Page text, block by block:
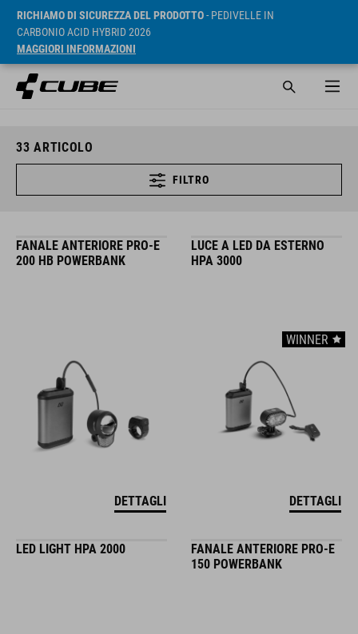
RICHIAMO DI SICUREZZA DEL PRODOTTO- PEDIVELLE IN
CARBONIO ACID HYBRID 2026
MAGGIORI INFORMAZIONI
33 ARTICOLO
FILTRO
FANALE ANTERIORE PRO-E
200 HB POWERBANK
DETTAGLI
LUCE A LED DA ESTERNO
HPA 3000
WINNER
DETTAGLI
LED LIGHT HPA 2000
FANALE ANTERIORE PRO-E
150 POWERBANK